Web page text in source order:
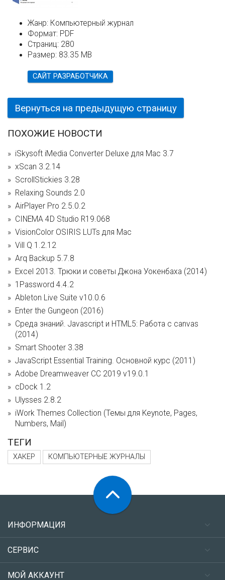
Жанр: Компьютерный журнал
Формат: PDF
Страниц: 280
Размер: 83.35 MB
САЙТ РАЗРАБОТЧИКА
Вернуться на предыдущую страницу
ПОХОЖИЕ НОВОСТИ
iSkysoft iMedia Converter Deluxe для Mac 3.7
xScan 3.2.14
ScrollStickies 3.28
Relaxing Sounds 2.0
AirPlayer Pro 2.5.0.2
CINEMA 4D Studio R19.068
VisionColor OSIRIS LUTs для Mac
Vill Q 1.2.12
Arq Backup 5.7.8
Excel 2013. Трюки и советы Джона Уокенбаха (2014)
1Password 4.4.2
Ableton Live Suite v10.0.6
Enter the Gungeon (2016)
Среда знаний. Javascript и HTML5: Работа с canvas
(2014)
Smart Shooter 3.38
JavaScript Essential Training. Основной курс (2011)
Adobe Dreamweaver CC 2019 v19.0.1
cDock 1.2
Ulysses 2.8.2
iWork Themes Collection (Темы для Keynote, Pages,
Numbers, Mail)
ТЕГИ
ХАКЕР КОМПЬЮТЕРНЫЕ ЖУРНАЛЫ
ИНФОРМАЦИЯ
СЕРВИС
МОЙ АККАУНТ